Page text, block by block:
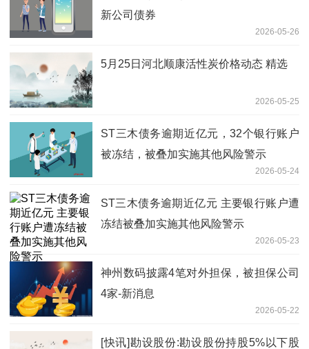
新公司债券
2026-05-26
5月25日河北顺康活性炭价格动态 精选
2026-05-25
ST三木债务逾期近亿元，32个银行账户
被冻结，被叠加实施其他风险警示
2026-05-24
ST三木债务逾期近亿元 主要银行账户遭
冻结被叠加实施其他风险警示
2026-05-23
神州数码披露4笔对外担保，被担保公司
4家-新消息
2026-05-22
[快讯]勘设股份:勘设股份持股5%以下股